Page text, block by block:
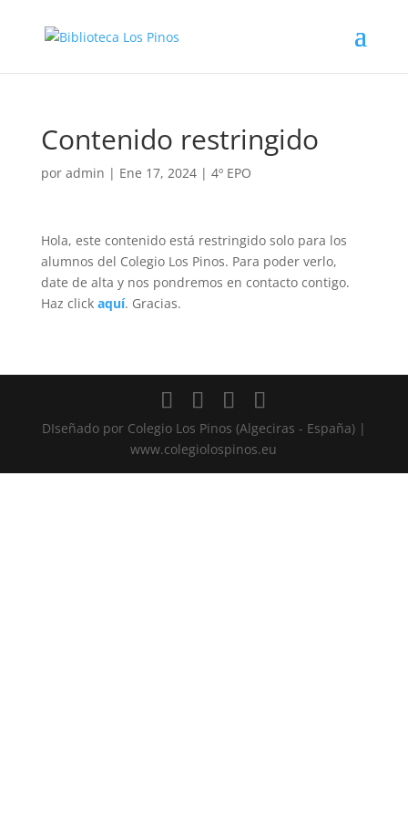
Contenido restringido
por admin | Ene 17, 2024| 4º EPO
Hola, este contenido está restringido solo para los
alumnos del Colegio Los Pinos. Para poder verlo,
date de alta y nos pondremos en contacto contigo.
Haz click aquí. Gracias.
DIseñado por Colegio Los Pinos (Algeciras - España) |
www.colegiolospinos.eu